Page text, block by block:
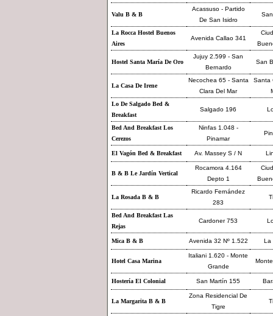
Valu B & B
Acassuso - Partido
De San Isidro
La Rocca Hostel Buenos
Aires
Avenida Callao 341
Hostel Santa María De Oro
Jujuy 2.599 - San
Bernardo
San
La Casa De Irene
Necochea 65 - Santa
Clara Del Mar
Santa
Lo De Salgado Bed &
Breakfast
Salgado 196
Bed And Breakfast Los
Cerezos
Ninfas 1.048 -
Pinamar
El Vagón Bed & Breakfast Av. Massey S / N
B & B Le Jardín Vertical
Rocamora 4.164
Depto 1
La Rosada B & B
Ricardo Fernández
283
Bed And Breakfast Las
Rejas
Cardoner 753
Mica B & B Avenida 32 Nº 1.522 La
Hotel Casa Marina
Italiani 1.620 - Monte
Grande
Hostería El Colonial San Martín 155
La Margarita B & B
Zona Residencial De
Tigre